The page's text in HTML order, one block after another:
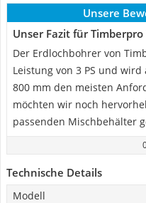
Unsere
Unser Fazit für Timberpro
Der Erdlochbohrer von
Leistung von 3 PS und
800 mm den meisten
möchten wir noch
passenden Mischbehälter
Technische Details
Modell